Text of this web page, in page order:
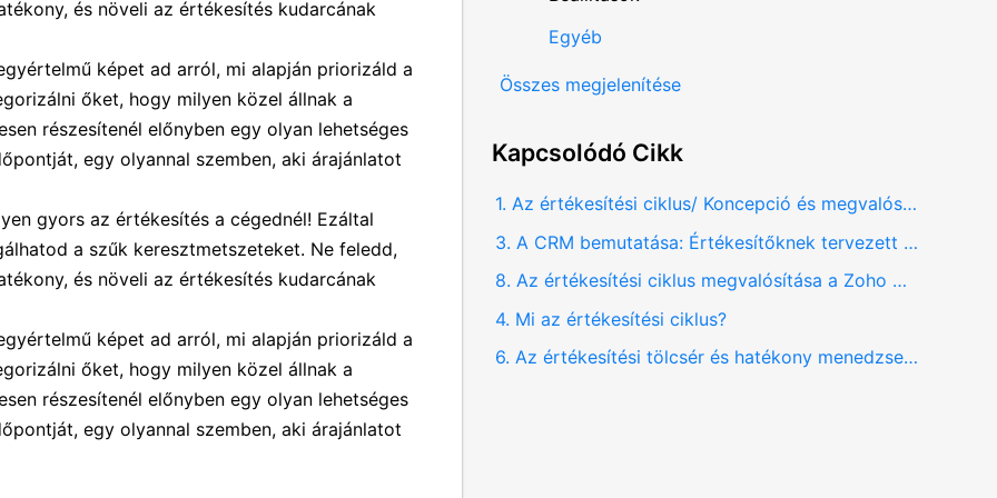
és növeli az értékesítés kudarcának
képet ad arról, mi alapján priorizáld a
őket, hogy milyen közel állnak a
részesítenél előnyben egy olyan lehetséges
egy olyannal szemben, aki árajánlatot
gyors az értékesítés a cégednél! Ezáltal
a szűk keresztmetszeteket. Ne feledd,
és növeli az értékesítés kudarcának
képet ad arról, mi alapján priorizáld a
őket, hogy milyen közel állnak a
részesítenél előnyben egy olyan lehetséges
egy olyannal szemben, aki árajánlatot
Egyéb
Összes megjelenítése
Kapcsolódó Cikk
1. Az értékesítési ciklus/ Koncepció és megvalósítás a Zoho CRM-ben
3. A CRM bemutatása: Értékesítőknek tervezett szoftver
8. Az értékesítési ciklus megvalósítása a Zoho CRM-ben
4. Mi az értékesítési ciklus?
6. Az értékesítési tölcsér és hatékony menedzselése